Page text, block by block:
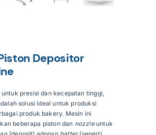
Contact Us
Depositor
presisi dan kecepatan tinggi,
solusi ideal untuk produksi
produk bakery. Mesin ini
beberapa piston dan nozzleuntuk